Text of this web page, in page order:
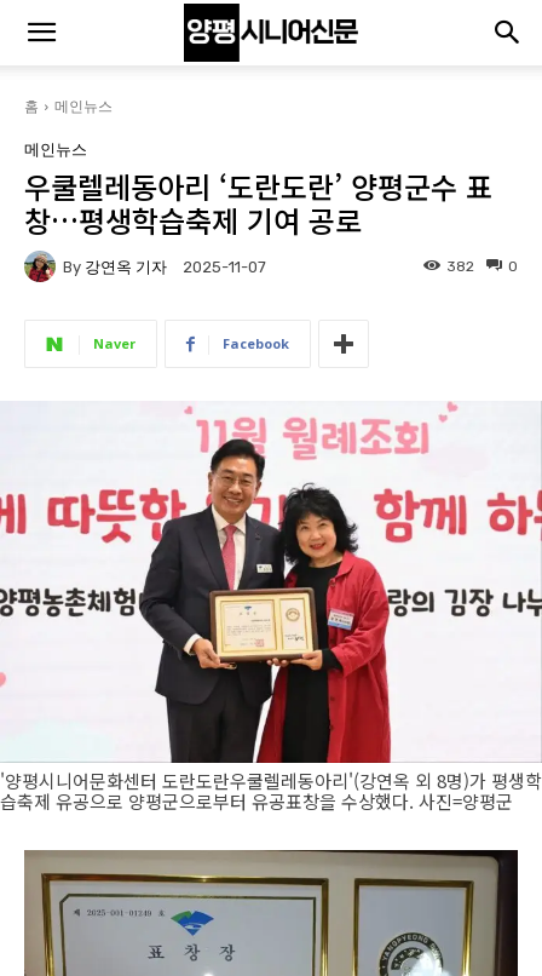
홈 메인뉴스
메인뉴스
우쿨렐레동아리 ‘도란도란’ 양평군수 표
창…평생학습축제 기여 공로
By 강연옥 기자 2025-11-07 0
382
Naver Facebook
'양평시니어문화센터 도란도란우쿨렐레동아리'(강연옥 외 8명)가 평생학
습축제 유공으로 양평군으로부터 유공표창을 수상했다. 사진=양평군